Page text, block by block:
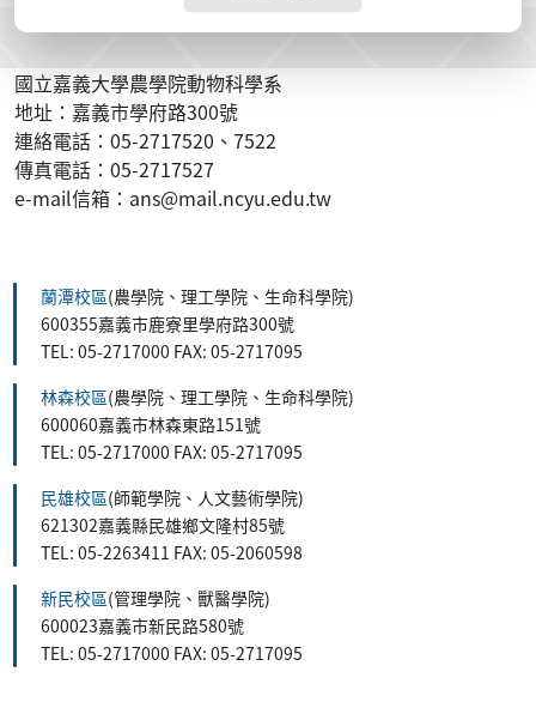
國立嘉義大學農學院動物科學系
地址：嘉義市學府路300號
連絡電話：05-2717520、7522
傳真電話：05-2717527
e-mail信箱：ans@mail.ncyu.edu.tw
蘭潭校區(農學院、理工學院、生命科學院)
600355嘉義市鹿寮里學府路300號
TEL: 05-2717000 FAX: 05-2717095
林森校區(農學院、理工學院、生命科學院)
600060嘉義市林森東路151號
TEL: 05-2717000 FAX: 05-2717095
民雄校區(師範學院、人文藝術學院)
621302嘉義縣民雄鄉文隆村85號
TEL: 05-2263411 FAX: 05-2060598
新民校區(管理學院、獸醫學院)
600023嘉義市新民路580號
TEL: 05-2717000 FAX: 05-2717095